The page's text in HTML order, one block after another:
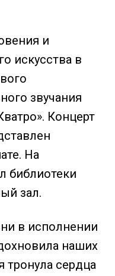
и
искусства в
звучания
Концерт
На
библиотеки
зал.
в исполнении
наших
тронула сердца